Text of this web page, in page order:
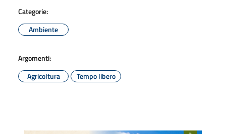
Categorie:
Ambiente
Argomenti:
Agricoltura
Tempo libero